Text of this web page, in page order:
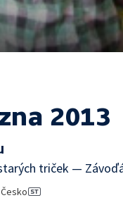
2013
triček —
Česko